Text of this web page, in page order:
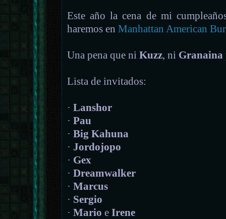
Este año la cena de mi
haremos enManhattan American
Una pena que niKuzz, ni Granaina
Lista de invitados:
·Lanshor
·Pau
·Big Kahuna
· Jordojopo
· Gex
·Dreamwalker
·Marcus
· Sergio
·Mario eIrene